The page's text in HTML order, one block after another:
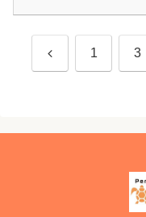
前 1 3